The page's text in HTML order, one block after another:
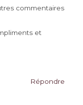
commentaires
et
Répondre